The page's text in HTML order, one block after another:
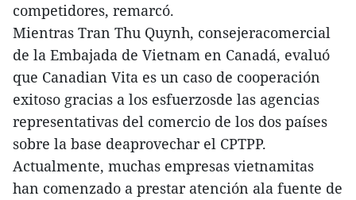
competidores, remarcó.
Mientras Tran Thu Quynh, consejeracomercial
de la Embajada de Vietnam en Canadá, evaluó
que Canadian Vita es un caso de cooperación
exitoso gracias a los esfuerzosde las agencias
representativas del comercio de los dos países
sobre la base deaprovechar el CPTPP.
Actualmente, muchas empresas vietnamitas
han comenzado a prestar atención ala fuente de